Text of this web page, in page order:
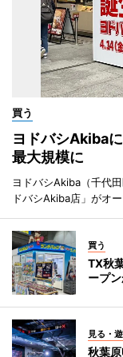
買う
ヨドバシAkiba
最大規模に
ヨドバシAkiba（千代
ドバシAkiba店」がオー
買う
TX秋
ープ
見る・
秋葉